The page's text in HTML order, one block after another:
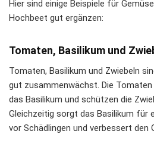
Hier sind einige Beispiele für
Hochbeet gut ergänzen:
Tomaten, Basilikum und
Tomaten, Basilikum und Zwiebeln
gut zusammenwächst. Die
das Basilikum und schützen die
Gleichzeitig sorgt das Basilikum für
vor Schädlingen und verbessert den